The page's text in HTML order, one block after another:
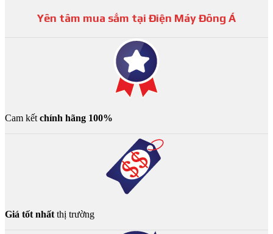
Yên tâm mua sắm tại Điện Máy Đông Á
Cam kết chính hãng 100%
Giá tốt nhất thị trường